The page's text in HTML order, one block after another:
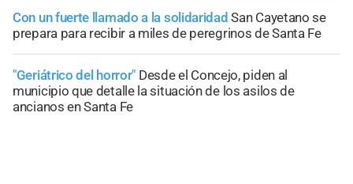
Con un fuerte llamado a la solidaridad San Cayetano se
prepara para recibir a miles de peregrinos de Santa Fe
"Geriátrico del horror" Desde el Concejo, piden al
municipio que detalle la situación de los asilos de
ancianos en Santa Fe